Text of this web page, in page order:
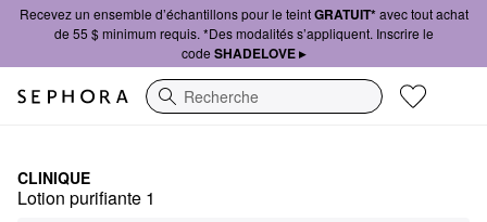
Recevez un ensemble d’échantillons pour le teintGRATUIT*avec tout achat
de 55 $ minimum requis. *Des modalités s’appliquent. Inscrire le
code SHADELOVE ▸
Recherche
CLINIQUE
Lotion purifiante 1